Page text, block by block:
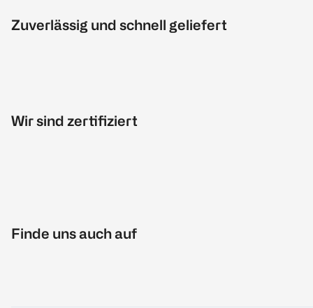
Zuverlässig und schnell geliefert
Wir sind zertifiziert
Finde uns auch auf